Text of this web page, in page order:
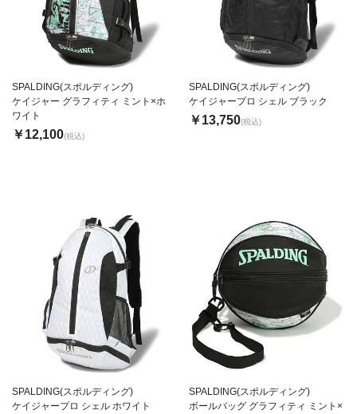
SPALDING(スポルディング)
ケイジャー グラフィティ ミント×ホ
ワイト
￥12,100(税込)
SPALDING(スポルディング)
ケイジャープロ シェル ブラック
￥13,750(税込)
SPALDING(スポルディング)
ケイジャープロ シェル ホワイト
SPALDING(スポルディング)
ボールバッグ グラフィティ ミント×